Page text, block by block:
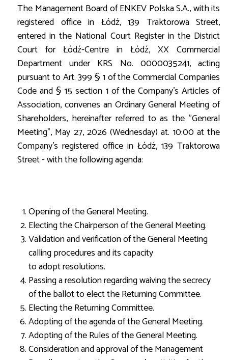
The Management Board of ENKEV Polska S.A., with its
registered office in Łódź, 139 Traktorowa Street,
entered in the National Court Register in the District
Court for Łódź-Centre in Łódź, XX Commercial
Department under KRS No. 0000035241, acting
pursuant to Art. 399 § 1 of the Commercial Companies
Code and § 15 section 1 of the Company's Articles of
Association, convenes an Ordinary General Meeting of
Shareholders, hereinafter referred to as the "General
Meeting", May 27, 2026 (Wednesday) at. 10:00 at the
Company's registered office in Łódź, 139 Traktorowa
Street - with the following agenda:
Opening of the General Meeting.
Electing the Chairperson of the General Meeting.
Validation and verification of the General Meeting
calling procedures and its capacity
to adopt resolutions.
Passing a resolution regarding waiving the secrecy
of the ballot to elect the Returning Committee.
Electing the Returning Committee.
Adopting of the agenda of the General Meeting.
Adopting of the Rules of the General Meeting.
Consideration and approval of the Management